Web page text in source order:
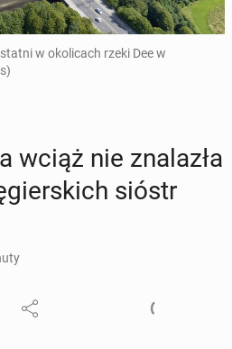
w okolicach rzeki Dee w
wciąż nie zna­la­zła
sióstr